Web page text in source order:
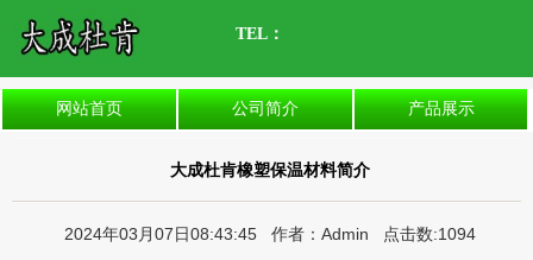
TEL：
网站首页 公司简介 产品展示
大成杜肯橡塑保温材料简介
2024年03月07日08:43:45 作者：Admin 点击数:1094